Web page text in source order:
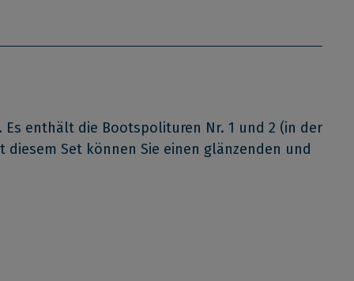
enthält die Bootspolituren Nr. 1 und 2 (in der
diesem Set können Sie einen glänzenden und